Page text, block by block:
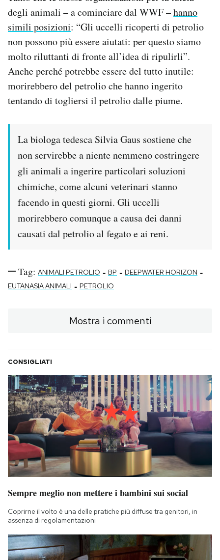
degli animali – a cominciare dal WWF –hanno
simili posizioni: “Gli uccelli ricoperti di petrolio
non possono più essere aiutati: per questo siamo
molto riluttanti di fronte all’idea di ripulirli”.
Anche perché potrebbe essere del tutto inutile:
morirebbero del petrolio che hanno ingerito
tentando di togliersi il petrolio dalle piume.
La biologa tedesca Silvia Gaus sostiene che
non servirebbe a niente nemmeno costringere
gli animali a ingerire particolari soluzioni
chimiche, come alcuni veterinari stanno
facendo in questi giorni. Gli uccelli
morirebbero comunque a causa dei danni
causati dal petrolio al fegato e ai reni.
Tag: ANIMALI PETROLIO - BP - DEEPWATER HORIZON -
EUTANASIA ANIMALI - PETROLIO
Mostra i commenti
CONSIGLIATI
Sempre meglio non mettere i bambini sui social
Coprirne il volto è una delle pratiche più diffuse tra genitori, in
assenza di regolamentazioni